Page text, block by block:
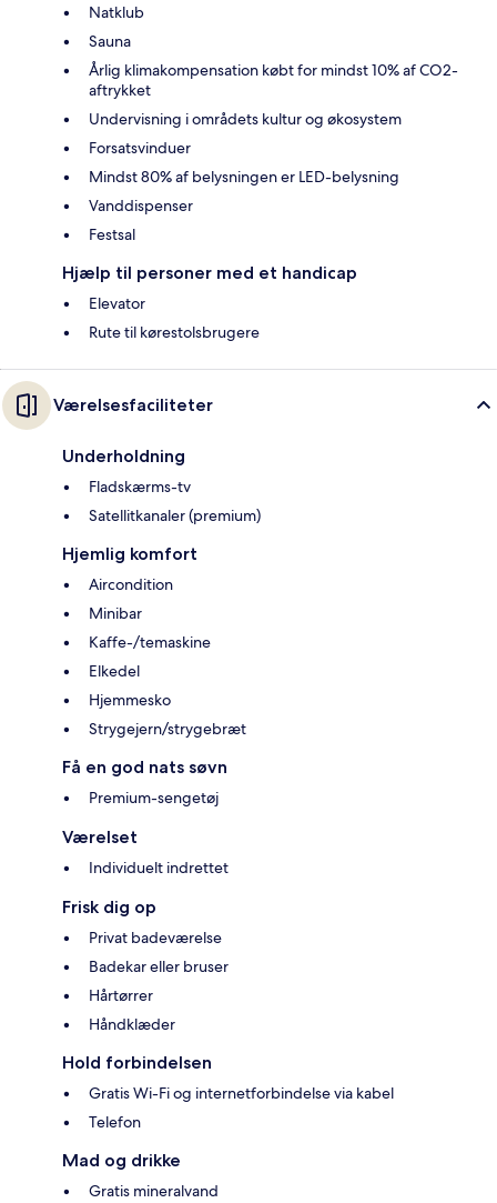
Natklub
Sauna
Årlig klimakompensation købt for mindst 10% af CO2-
aftrykket
Undervisning i områdets kultur og økosystem
Forsatsvinduer
Mindst 80% af belysningen er LED-belysning
Vanddispenser
Festsal
Hjælp til personer med et handicap
Elevator
Rute til kørestolsbrugere
Værelsesfaciliteter
Underholdning
Fladskærms-tv
Satellitkanaler (premium)
Hjemlig komfort
Aircondition
Minibar
Kaffe-/temaskine
Elkedel
Hjemmesko
Strygejern/strygebræt
Få en god nats søvn
Premium-sengetøj
Værelset
Individuelt indrettet
Frisk dig op
Privat badeværelse
Badekar eller bruser
Hårtørrer
Håndklæder
Hold forbindelsen
Gratis Wi-Fi og internetforbindelse via kabel
Telefon
Mad og drikke
Gratis mineralvand